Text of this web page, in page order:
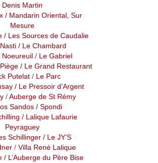
Denis Martin
/ Mandarin Oriental, Sur
Mesure
/ Les Sources de Caudalie
/ Le Chambard
Noeureuil/ Le Gabriel
/ Le Grand Restaurant
Putelat / Le Parc
/ Le Pressoir d’Argent
/Auberge de St Rémy
Sandos / Spondi
/ Lalique Lafaurie
Peyraguey
Schillinger / Le JY’S
/Villa René Lalique
/ L’Auberge du Père Bise